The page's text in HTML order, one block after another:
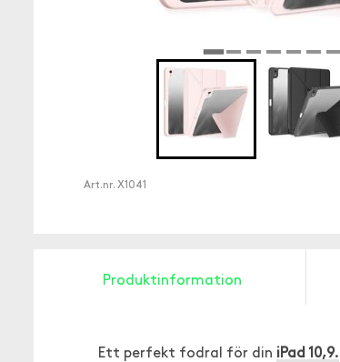
Art.nr. X1041
Produktinformation
Ett perfekt fodral för din iPad 10,9.